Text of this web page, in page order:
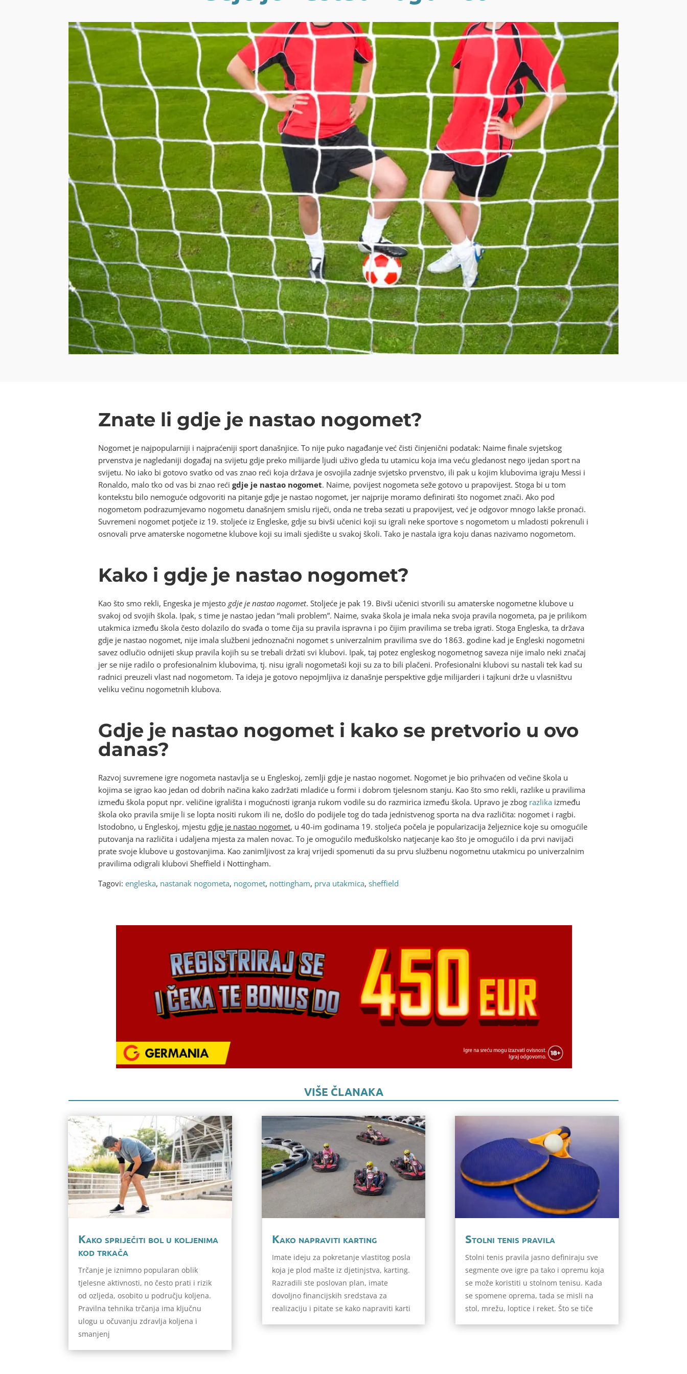
Znate li gdje je nastao nogomet?
Nogomet je najpopularniji i najpraćeniji sport današnjice. To nije puko nagađanje već čisti činjenični podatak: Naime finale svjetskog
prvenstva je nagledaniji događaj na svijetu gdje preko milijarde ljudi uživo gleda tu utamicu koja ima veću gledanost nego ijedan sport na
svijetu. No iako bi gotovo svatko od vas znao reći koja država je osvojila zadnje svjetsko prvenstvo, ili pak u kojim klubovima igraju Messi i
Ronaldo, malo tko od vas bi znao reći gdje je nastao nogomet. Naime, povijest nogometa seže gotovo u prapovijest. Stoga bi u tom
kontekstu bilo nemoguće odgovoriti na pitanje gdje je nastao nogomet, jer najprije moramo definirati što nogomet znači. Ako pod
nogometom podrazumjevamo nogometu današnjem smislu riječi, onda ne treba sezati u prapovijest, već je odgovor mnogo lakše pronaći.
Suvremeni nogomet potječe iz 19. stoljeće iz Engleske, gdje su bivši učenici koji su igrali neke sportove s nogometom u mladosti pokrenuli i
osnovali prve amaterske nogometne klubove koji su imali sjedište u svakoj školi. Tako je nastala igra koju danas nazivamo nogometom.
Kako i gdje je nastao nogomet?
Kao što smo rekli, Engeska je mjesto gdje je nastao nogomet. Stoljeće je pak 19. Bivši učenici stvorili su amaterske nogometne klubove u
svakoj od svojih škola. Ipak, s time je nastao jedan “mali problem”. Naime, svaka škola je imala neka svoja pravila nogometa, pa je prilikom
utakmica između škola često dolazilo do svađa o tome čija su pravila ispravna i po čijim pravilima se treba igrati. Stoga Engleska, ta država
gdje je nastao nogomet, nije imala službeni jednoznačni nogomet s univerzalnim pravilima sve do 1863. godine kad je Engleski nogometni
savez odlučio odnijeti skup pravila kojih su se trebali držati svi klubovi. Ipak, taj potez engleskog nogometnog saveza nije imalo neki značaj
jer se nije radilo o profesionalnim klubovima, tj. nisu igrali nogometaši koji su za to bili plačeni. Profesionalni klubovi su nastali tek kad su
radnici preuzeli vlast nad nogometom. Ta ideja je gotovo nepojmljiva iz današnje perspektive gdje milijarderi i tajkuni drže u vlasništvu
veliku večinu nogometnih klubova.
Gdje je nastao nogomet i kako se pretvorio u ovo
danas?
Razvoj suvremene igre nogometa nastavlja se u Engleskoj, zemlji gdje je nastao nogomet. Nogomet je bio prihvaćen od večine škola u
kojima se igrao kao jedan od dobrih načina kako zadržati mladiće u formi i dobrom tjelesnom stanju. Kao što smo rekli, razlike u pravilima
između škola poput npr. veličine igrališta i mogućnosti igranja rukom vodile su do razmirica između škola. Upravo je zbog razlika između
škola oko pravila smije li se lopta nositi rukom ili ne, došlo do podijele tog do tada jednistvenog sporta na dva različita: nogomet i ragbi.
Istodobno, u Engleskoj, mjestu gdje je nastao nogomet, u 40-im godinama 19. stoljeća počela je popularizacija željeznice koje su omogućile
putovanja na različita i udaljena mjesta za malen novac. To je omogućilo međuškolsko natjecanje kao što je omogućilo i da prvi navijači
prate svoje klubove u gostovanjima. Kao zanimljivost za kraj vrijedi spomenuti da su prvu službenu nogometnu utakmicu po univerzalnim
pravilima odigrali klubovi Sheffield i Nottingham.
Tagovi: engleska, nastanak nogometa, nogomet, nottingham, prva utakmica, sheffield
VIŠE ČLANAKA
Kako spriječiti bol u koljenima
kod trkača
Trčanje je iznimno popularan oblik
tjelesne aktivnosti, no često prati i rizik
od ozljeda, osobito u području koljena.
Pravilna tehnika trčanja ima ključnu
ulogu u očuvanju zdravlja koljena i
smanjenj
Kako napraviti karting
Imate ideju za pokretanje vlastitog posla
koja je plod mašte iz djetinjstva, karting.
Razradili ste poslovan plan, imate
dovoljno financijskih sredstava za
realizaciju i pitate se kako napraviti karti
Stolni tenis pravila
Stolni tenis pravila jasno definiraju sve
segmente ove igre pa tako i opremu koja
se može koristiti u stolnom tenisu. Kada
se spomene oprema, tada se misli na
stol, mrežu, loptice i reket. Što se tiče